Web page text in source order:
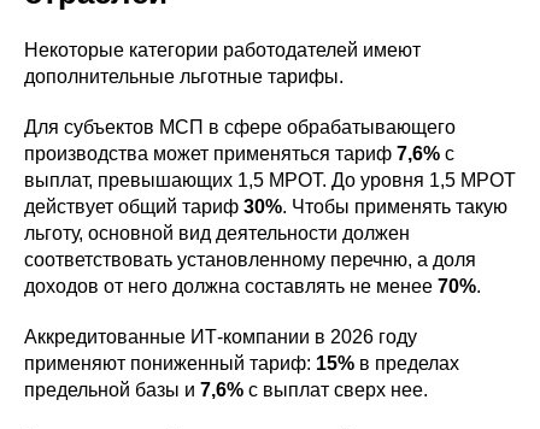
Некоторые категории работодателей имеют
дополнительные льготные тарифы.
Для субъектов МСП в сфере обрабатывающего
производства может применяться тариф 7,6% с
выплат, превышающих 1,5 МРОТ. До уровня 1,5 МРОТ
действует общий тариф 30%. Чтобы применять такую
льготу, основной вид деятельности должен
соответствовать установленному перечню, а доля
доходов от него должна составлять не менее 70%.
Аккредитованные ИТ-компании в 2026 году
применяют пониженный тариф: 15% в пределах
предельной базы и 7,6% с выплат сверх нее.